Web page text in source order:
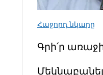
Հաջորդ նկարը
Գրի՛ր
Մեկնաբանել